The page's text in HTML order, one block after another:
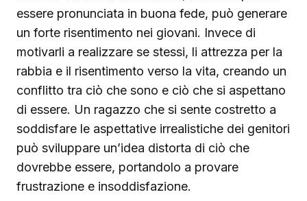
essere pronunciata in buona fede, può generare
un forte risentimento nei giovani. Invece di
motivarli a realizzare se stessi, li attrezza per la
rabbia e il risentimento verso la vita, creando un
conflitto tra ciò che sono e ciò che si aspettano
di essere. Un ragazzo che si sente costretto a
soddisfare le aspettative irrealistiche dei genitori
può sviluppare un’idea distorta di ciò che
dovrebbe essere, portandolo a provare
frustrazione e insoddisfazione.